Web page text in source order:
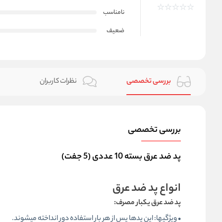
نامناسب
ضعیف
بررسی تخصصی نظرات کاربران
بررسی تخصصی
پد ضد عرق بسته 10 عددی (5 جفت)
انواع پد ضد عرق
پد ضد عرق یکبار مصرف:
• ویژگیها: این پدها پس از هر بار استفاده دور انداخته میشوند.